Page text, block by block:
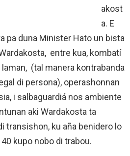
akost
a. E
pa duna Minister Hato un bista
entre kua, kombatí
(tal manera kontrabanda
di persona), operashonnan
i salbaguardiá nos ambiente
aki Wardakosta ta
transishon, ku aña benidero lo
kupo nobo di trabou.